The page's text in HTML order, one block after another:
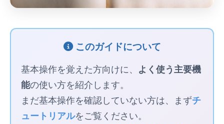
このガイドについて
基本操作を覚えた方向けに、 よく使う主要機
能の使い方を紹介します。
まだ基本操作を確認していない方は、まずチ
ュートリアルをご覧ください。